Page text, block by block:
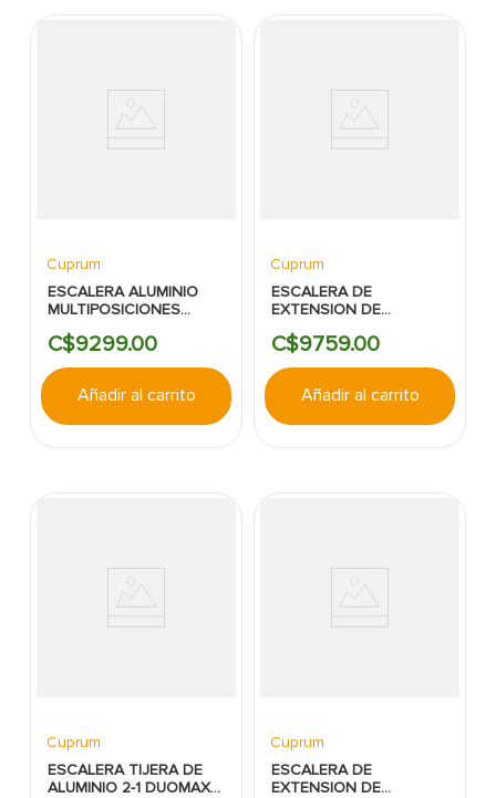
Cuprum
ESCALERA ALUMINIO
MULTIPOSICIONES
C$9299.00
Añadir al carrito
Cuprum
ESCALERA DE
EXTENSION DE
20PIES 330LBS
C$9759.00
Añadir al carrito
Cuprum
ESCALERA TIJERA DE
ALUMINIO 2-1 DUOMAX
Cuprum
ESCALERA DE
EXTENSION DE